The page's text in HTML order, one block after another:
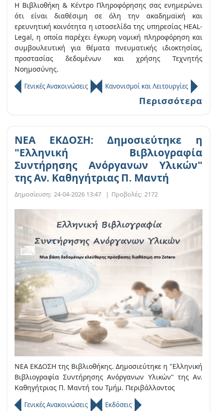
Η Βιβλιοθήκη & Κέντρο Πληροφόρησης σας ενημερώνει
ότι είναι διαθέσιμη σε όλη την ακαδημαϊκή και
ερευνητική κοινότητα η ιστοσελίδα της υπηρεσίας HEAL-
Legal, η οποία παρέχει έγκυρη νομική πληροφόρηση και
συμβουλευτική για θέματα πνευματικής ιδιοκτησίας,
προστασίας δεδομένων και χρήσης Τεχνητής
Νοημοσύνης.
Γενικές Ανακοινώσεις Κανονισμοί και Λειτουργίες
Περισσότερα
ΝΕΑ ΕΚΔΟΣΗ: Δημοσιεύτηκε η
"Ελληνική Βιβλιογραφία
Συντήρησης Ανόργανων Υλικών"
της Αν. Καθηγήτριας Π. Μαντή
Δημοσίευση: 24-04-2026 13:47 | Προβολές: 2172
ΝΕΑ ΕΚΔΟΣΗ της Βιβλιοθήκης. Δημοσιεύτηκε η "Ελληνική
Βιβλιογραφία Συντήρησης Ανόργανων Υλικών" της Αν.
Καθηγήτριας Π. Μαντή του Τμήμ. Περιβάλλοντος
Γενικές Ανακοινώσεις
Εκδόσεις